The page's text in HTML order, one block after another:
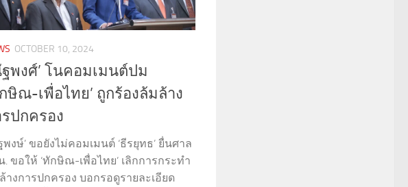
OCTOBER 10, 2024
พงศ์’ โนคอมเมนต์ปม
ษิณ-เพื่อไทย’ ถูกร้องล้มล้าง
ปกครอง
พงษ์’ ขอยังไม่คอมเมนต์ ‘ธีรยุทธ’ ยื่นศาล​
.​ ขอให้ ‘ทักษิณ-เพื่อไทย’ เลิกการกระทำ
างการปกครอง​ บอกรอดูรายละเอียด